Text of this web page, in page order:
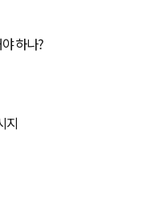
하나?
지